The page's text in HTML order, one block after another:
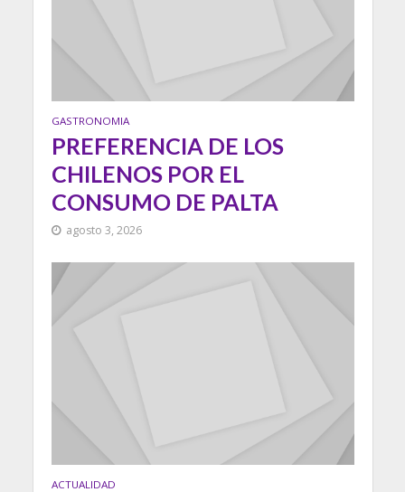
GASTRONOMIA
PREFERENCIA DE LOS
CHILENOS POR EL
CONSUMO DE PALTA
agosto 3, 2026
ACTUALIDAD